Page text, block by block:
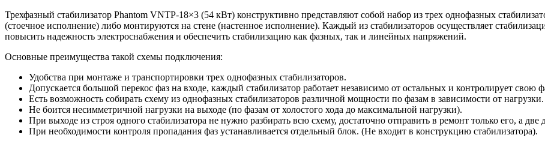
Трехфазный стабилизатор Phantom VNTP-18×3 (54 кВт) конструктивно представляют собой набор из трех однофазных
(стоечное исполнение) либо монтируются на стене (настенное исполнение). Каждый из стабилизаторов осуществляет
повысить надежность электроснабжения и обеспечить стабилизацию как фазных, так и линейных напряжений.
Основные преимущества такой схемы подключения:
Удобства при монтаже и транспортировки трех однофазных стабилизаторов.
Допускается большой перекос фаз на входе, каждый стабилизатор работает независимо от остальных и контролирует свою
Есть возможность собирать схему из однофазных стабилизаторов различной мощности по фазам в зависимости от нагрузки.
Не боится несимметричной нагрузки на выходе (по фазам от холостого хода до максимальной нагрузки).
При выходе из строя одного стабилизатора не нужно разбирать всю схему, достаточно отправить в ремонт только его, а
При необходимости контроля пропадания фаз устанавливается отдельный блок. (Не входит в конструкцию стабилизатора).